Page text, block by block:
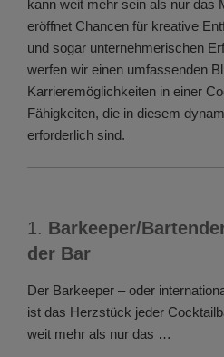
kann weit mehr sein als nur das
eröffnet Chancen für kreative
und sogar unternehmerischen
werfen wir einen umfassenden
Karrieremöglichkeiten in einer
Fähigkeiten, die in diesem
erforderlich sind.
1. Barkeeper/
der Bar
Der Barkeeper – oder
ist das Herzstück jeder
weit mehr als nur das …